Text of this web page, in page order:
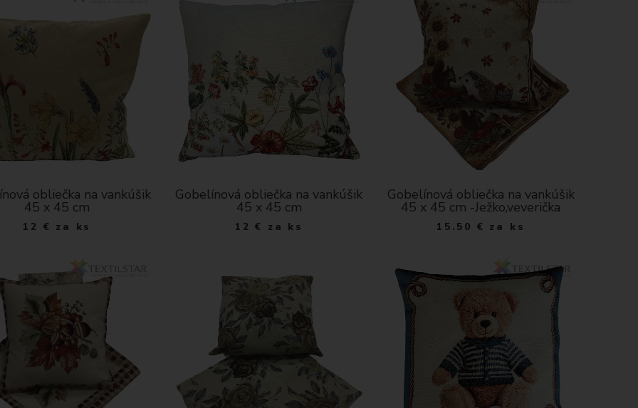
i
e
obliečka na vankúšik
45 x 45 cm
12 € za ks
Gobelínová obliečka na vankúšik
45 x 45 cm
12 € za ks
Gobelínová obliečka na vankúšik
45 x 45 cm -Ježko,veverička
15.50 € za ks